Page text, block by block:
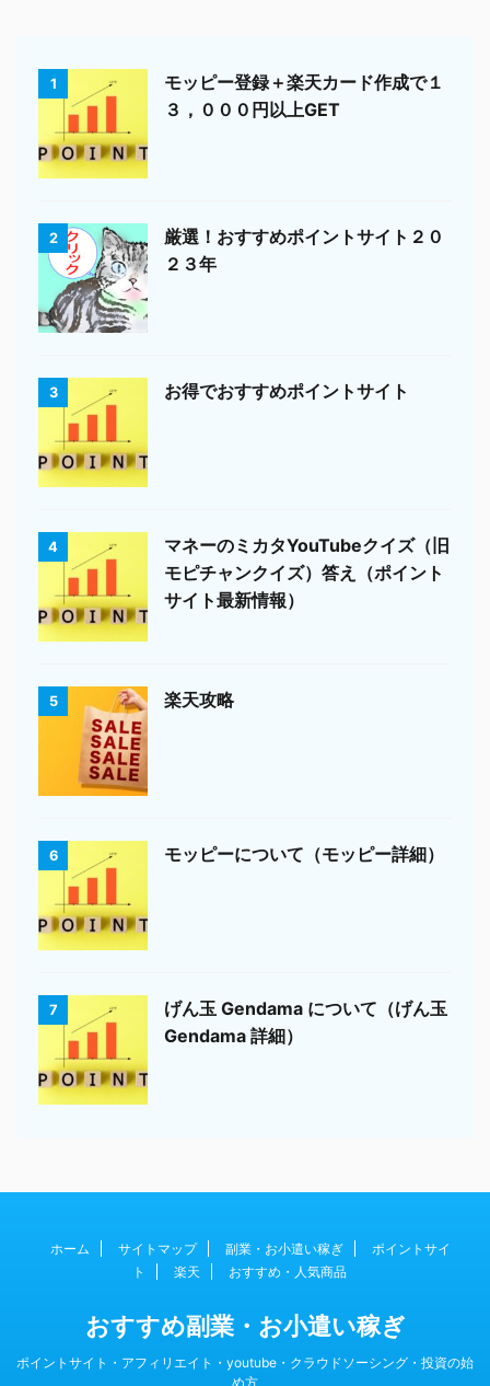
1
モッピー登録＋楽天カード作成で１
３，０００円以上GET
2
厳選！おすすめポイントサイト２０
２３年
3 お得でおすすめポイントサイト
4
マネーのミカタYouTubeクイズ（旧
モピチャンクイズ）答え（ポイント
サイト最新情報）
5 楽天攻略
6 モッピーについて（モッピー詳細）
7
げん玉 Gendama について（げん玉
Gendama 詳細）
ホーム サイトマップ 副業・お小遣い稼ぎ
ポイントサイ
ト
楽天 おすすめ・人気商品
おすすめ副業・お小遣い稼ぎ
ポイントサイト・アフィリエイト・youtube・クラウドソーシング・投資の始
め方